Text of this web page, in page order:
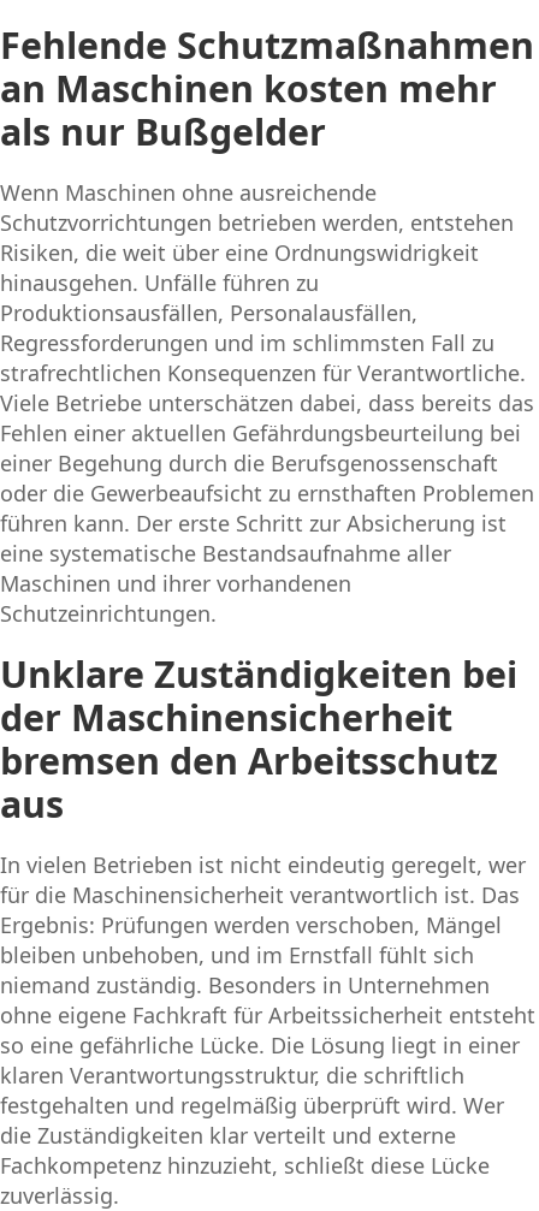
Fehlende Schutzmaßnahmen
an Maschinen kosten mehr
als nur Bußgelder
Wenn Maschinen ohne ausreichende
Schutzvorrichtungen betrieben werden, entstehen
Risiken, die weit über eine Ordnungswidrigkeit
hinausgehen. Unfälle führen zu
Produktionsausfällen, Personalausfällen,
Regressforderungen und im schlimmsten Fall zu
strafrechtlichen Konsequenzen für Verantwortliche.
Viele Betriebe unterschätzen dabei, dass bereits das
Fehlen einer aktuellen Gefährdungsbeurteilung bei
einer Begehung durch die Berufsgenossenschaft
oder die Gewerbeaufsicht zu ernsthaften Problemen
führen kann. Der erste Schritt zur Absicherung ist
eine systematische Bestandsaufnahme aller
Maschinen und ihrer vorhandenen
Schutzeinrichtungen.
Unklare Zuständigkeiten bei
der Maschinensicherheit
bremsen den Arbeitsschutz
aus
In vielen Betrieben ist nicht eindeutig geregelt, wer
für die Maschinensicherheit verantwortlich ist. Das
Ergebnis: Prüfungen werden verschoben, Mängel
bleiben unbehoben, und im Ernstfall fühlt sich
niemand zuständig. Besonders in Unternehmen
ohne eigene Fachkraft für Arbeitssicherheit entsteht
so eine gefährliche Lücke. Die Lösung liegt in einer
klaren Verantwortungsstruktur, die schriftlich
festgehalten und regelmäßig überprüft wird. Wer
die Zuständigkeiten klar verteilt und externe
Fachkompetenz hinzuzieht, schließt diese Lücke
zuverlässig.